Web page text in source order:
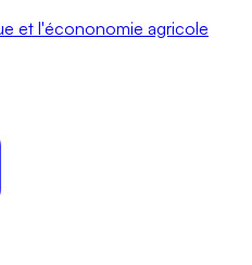
et l'écononomie agricole